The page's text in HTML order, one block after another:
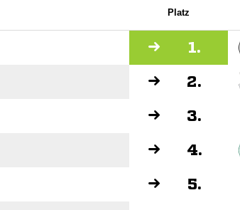
Platz
1.
2.
3.
4.
5.